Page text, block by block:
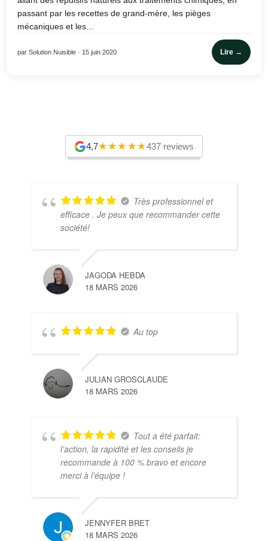
passant par les recettes de grand-mère, les pièges
mécaniques et les…
par Solution Nuisible · 15 juin 2020 Lire →
4,7 437 reviews
Très professionnel et
efficace . Je peux que recommander cette
société!
JAGODA HEBDA
18 MARS 2026
Au top
JULIAN GROSCLAUDE
18 MARS 2026
Tout a été parfait:
l’action, la rapidité et les conseils je
recommande à 100 % bravo et encore
merci à l’équipe !
JENNYFER BRET
18 MARS 2026